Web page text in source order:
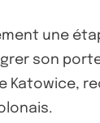
une
son